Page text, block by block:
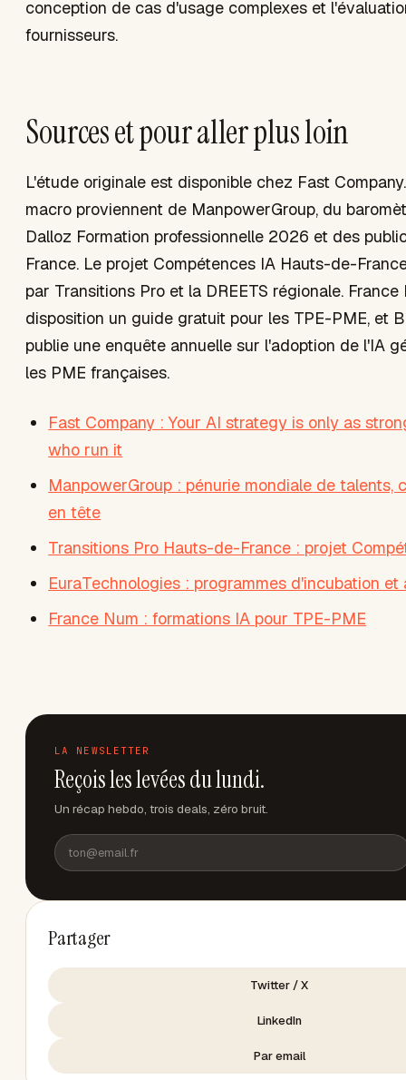
conception de cas d'usage complexes et
fournisseurs.
Sources et pour aller plus loin
L'étude originale est disponible chez Fast
macro proviennent de ManpowerGroup, du
Dalloz Formation professionnelle 2026 et des
France. Le projet Compétences IA Hauts-de-
par Transitions Pro et la DREETS régionale.
disposition un guide gratuit pour les TPE-PME, et
publie une enquête annuelle sur l'adoption de l'IA
les PME françaises.
Fast Company : Your AI strategy is only as
who run it
ManpowerGroup : pénurie mondiale de talents,
en tête
Transitions Pro Hauts-de-France : projet
EuraTechnologies : programmes d'incubation et
France Num : formations IA pour TPE-PME
LA NEWSLETTER
Reçois les levées du lundi.
Un récap hebdo, trois deals, zéro bruit.
Partager
Twitter / X
LinkedIn
Par email